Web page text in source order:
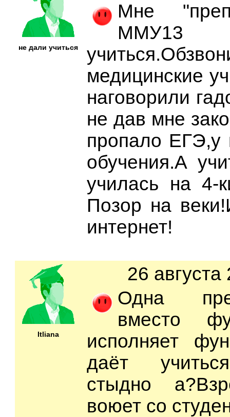
не дали учиться
Мне
медицинские
наговорили
не дав мне
пропало ЕГЭ,у
обучения.А
училась на 4-
Позор на
интернет!
Itliana
26
Одна
вместо
исполняет
даёт
стыдно
воюет со